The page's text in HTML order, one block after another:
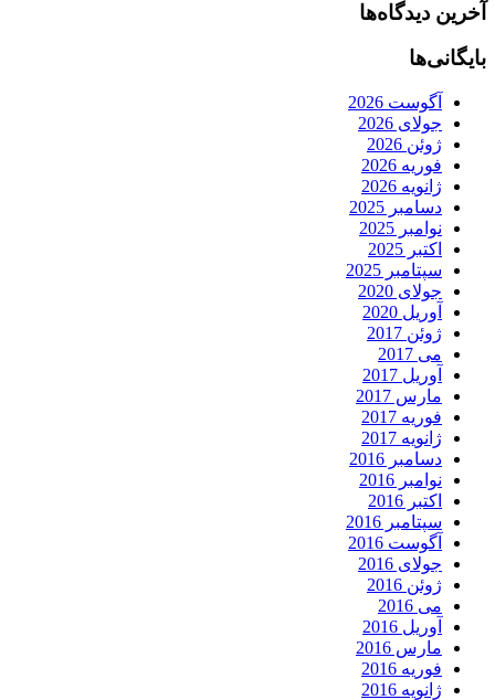
آخرین دیدگاه‌ها
بایگانی‌ها
آگوست 2026
جولای 2026
ژوئن 2026
فوریه 2026
ژانویه 2026
دسامبر 2025
نوامبر 2025
اکتبر 2025
سپتامبر 2025
جولای 2020
آوریل 2020
ژوئن 2017
می 2017
آوریل 2017
مارس 2017
فوریه 2017
ژانویه 2017
دسامبر 2016
نوامبر 2016
اکتبر 2016
سپتامبر 2016
آگوست 2016
جولای 2016
ژوئن 2016
می 2016
آوریل 2016
مارس 2016
فوریه 2016
ژانویه 2016